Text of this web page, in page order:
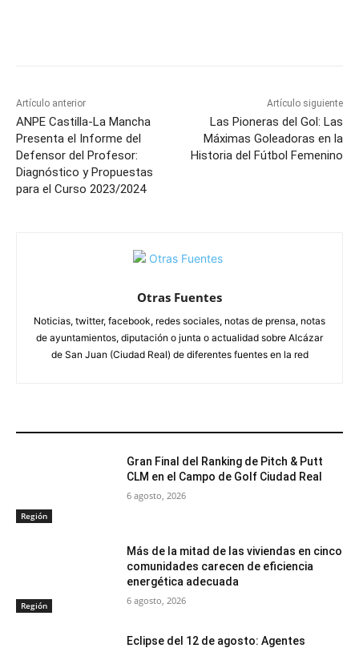
Artículo anterior
ANPE Castilla-La Mancha
Presenta el Informe del
Defensor del Profesor:
Diagnóstico y Propuestas
para el Curso 2023/2024
Artículo siguiente
Las Pioneras del Gol: Las
Máximas Goleadoras en la
Historia del Fútbol Femenino
Otras Fuentes
Noticias, twitter, facebook, redes sociales, notas de prensa, notas
de ayuntamientos, diputación o junta o actualidad sobre Alcázar
de San Juan (Ciudad Real) de diferentes fuentes en la red
Región
Gran Final del Ranking de Pitch & Putt
CLM en el Campo de Golf Ciudad Real
6 agosto, 2026
Región
Más de la mitad de las viviendas en cinco
comunidades carecen de eficiencia
energética adecuada
6 agosto, 2026
Eclipse del 12 de agosto: Agentes